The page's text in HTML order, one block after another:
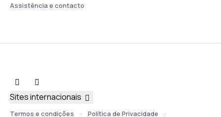
Assistência e contacto
Termos e condições Política de Privacidade
Sites internacionais